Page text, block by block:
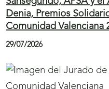
Denia, Premios
Comunidad Valenciana
29/07/2026